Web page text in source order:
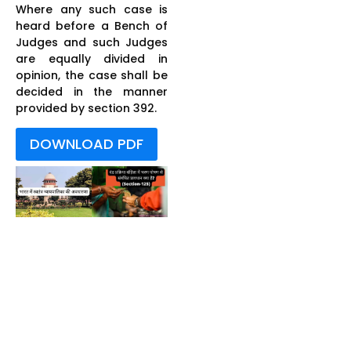
Where any such case is
heard before a Bench of
Judges and such Judges
are equally divided in
opinion, the case shall be
decided in the manner
provided by section 392.
DOWNLOAD PDF